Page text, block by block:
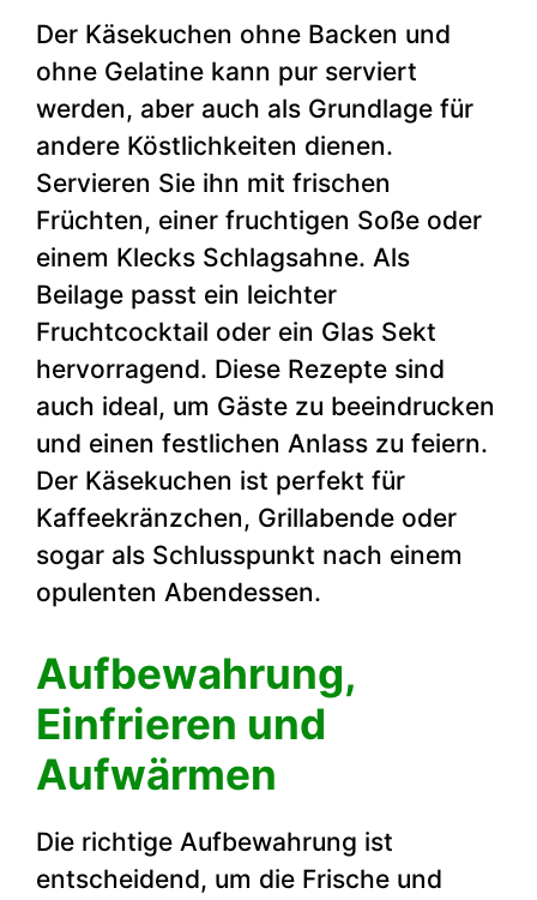
Der Käsekuchen ohne Backen und
ohne Gelatine kann pur serviert
werden, aber auch als Grundlage für
andere Köstlichkeiten dienen.
Servieren Sie ihn mit frischen
Früchten, einer fruchtigen Soße oder
einem Klecks Schlagsahne. Als
Beilage passt ein leichter
Fruchtcocktail oder ein Glas Sekt
hervorragend. Diese Rezepte sind
auch ideal, um Gäste zu beeindrucken
und einen festlichen Anlass zu feiern.
Der Käsekuchen ist perfekt für
Kaffeekränzchen, Grillabende oder
sogar als Schlusspunkt nach einem
opulenten Abendessen.
Aufbewahrung,
Einfrieren und
Aufwärmen
Die richtige Aufbewahrung ist
entscheidend, um die Frische und